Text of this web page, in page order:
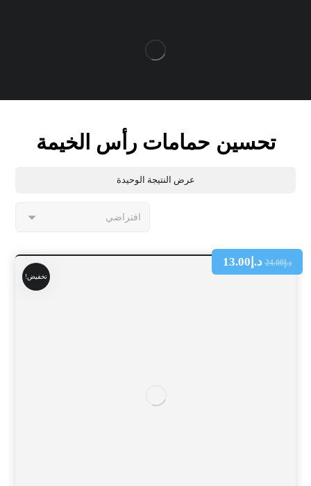
تحسين حمامات رأس الخيمة
عرض النتيجة الوحيدة
تخفيض!
د.إ24.00 د.إ 13.00